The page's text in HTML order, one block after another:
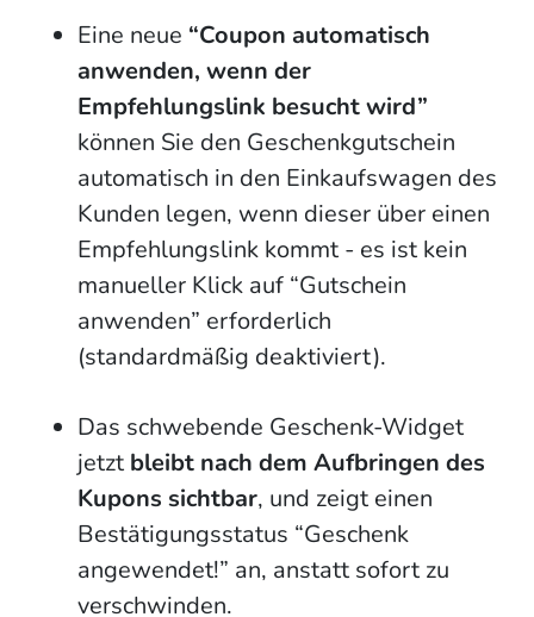
Eine neue “Coupon automatisch
anwenden, wenn der
Empfehlungslink besucht wird”
können Sie den Geschenkgutschein
automatisch in den Einkaufswagen des
Kunden legen, wenn dieser über einen
Empfehlungslink kommt - es ist kein
manueller Klick auf “Gutschein
anwenden” erforderlich
(standardmäßig deaktiviert).
Das schwebende Geschenk-Widget
jetzt bleibt nach dem Aufbringen des
Kupons sichtbar, und zeigt einen
Bestätigungsstatus “Geschenk
angewendet!” an, anstatt sofort zu
verschwinden.